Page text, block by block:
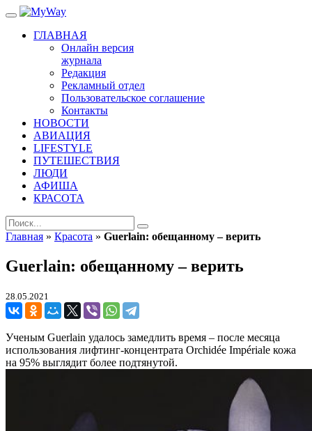
ГЛАВНАЯ
Онлайн версия
журнала
Редакция
Рекламный отдел
Пользовательское соглашение
Контакты
НОВОСТИ
АВИАЦИЯ
LIFESTYLE
ПУТЕШЕСТВИЯ
ЛЮДИ
АФИША
КРАСОТА
Главная » Красота » Guerlain: обещанному – верить
Guerlain: обещанному – верить
28.05.2021
Ученым Guerlain удалось замедлить время – после месяца
использования лифтинг-концентрата Orchidée Impériale кожа
на 95% выглядит более подтянутой.